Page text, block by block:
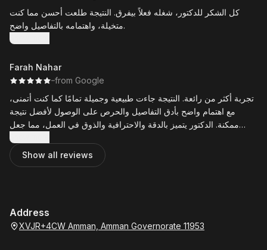
كل الشكر للدكتور، شغله فعلاً بيفرق. النتيجة طلعت أحسن مما كنت
متخيلة، واهتمامه بالتفاصيل واضح.
Show more
Farah Nahar
··from Google
تجربة أكثر من رائعة. النتيجة جاءت طبيعية وجميلة تمامًا كما كنت أتمنى،
مع اهتمام واضح بأدق التفاصيل والحرص على الوصول لأفضل نتيجة
ممكنة. الدكتور يتميز بالدقة والاحترافية والذوق في العمل، مما جعل
التجربة مريحة والنتيجة تستحق كل التقدير. أنصح به بكل ثقة لكل من
Show more
Show all reviews
Address
XVJR+4CW Amman, Amman Governorate 11953